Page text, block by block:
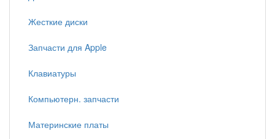
Жесткие диски
Запчасти для Apple
Клавиатуры
Компьютерн. запчасти
Материнские платы